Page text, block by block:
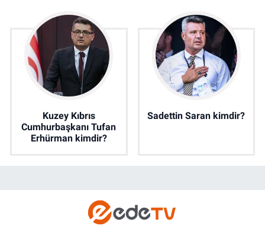
Kuzey Kıbrıs
Cumhurbaşkanı Tufan
Erhürman kimdir?
Sadettin Saran kimdir?